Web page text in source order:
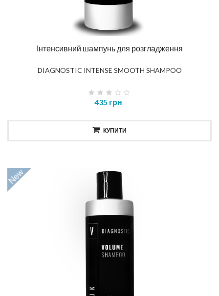
Інтенсивний шампунь для розгладження
DIAGNOSTIC INTENSE SMOOTH SHAMPOO
435 грн
КУПИТИ